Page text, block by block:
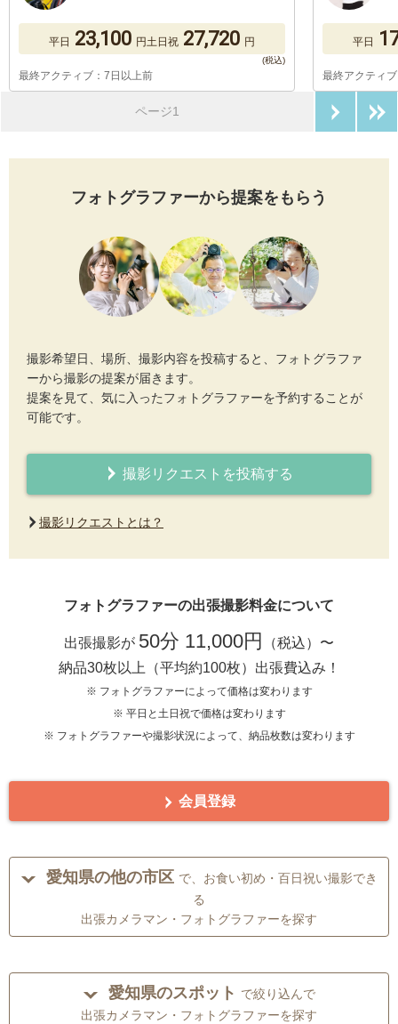
平日 23,100 円土日祝 27,720 円
最終アクティブ：7日以上前
平日
最終アクティ
ページ1
フォトグラファーから提案をもらう
撮影希望日、場所、撮影内容を投稿すると、フォトグラファ
ーから撮影の提案が届きます。
提案を見て、気に入ったフォトグラファーを予約することが
可能です。
撮影リクエストを投稿する
撮影リクエストとは？
フォトグラファーの出張撮影料金について
出張撮影が 50分 11,000円
（税込）〜
納品30枚以上（平均約100枚）出張費込み！
※ フォトグラファーによって価格は変わります
※ 平日と土日祝で価格は変わります
※ フォトグラファーや撮影状況によって、納品枚数は変わります
会員登録
愛知県の他の市区 で、お食い初め・百日祝い撮影でき
る
出張カメラマン・フォトグラファーを探す
愛知県のスポット で絞り込んで
出張カメラマン・フォトグラファーを探す